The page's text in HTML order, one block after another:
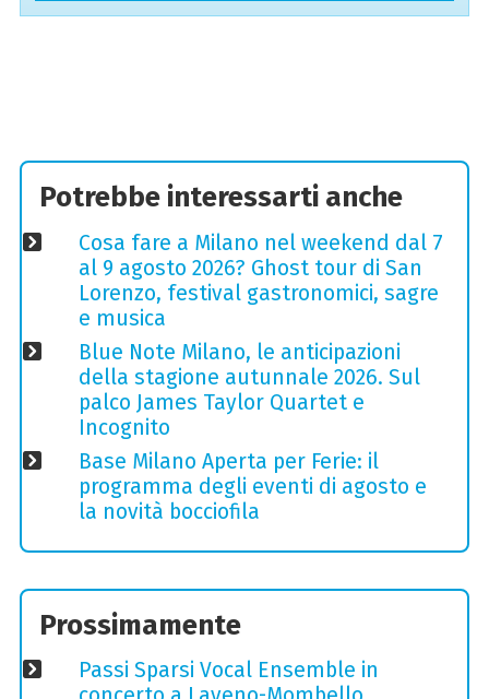
Potrebbe interessarti anche
Cosa fare a Milano nel weekend dal 7
al 9 agosto 2026? Ghost tour di San
Lorenzo, festival gastronomici, sagre
e musica
Blue Note Milano, le anticipazioni
della stagione autunnale 2026. Sul
palco James Taylor Quartet e
Incognito
Base Milano Aperta per Ferie: il
programma degli eventi di agosto e
la novità bocciofila
Prossimamente
Passi Sparsi Vocal Ensemble in